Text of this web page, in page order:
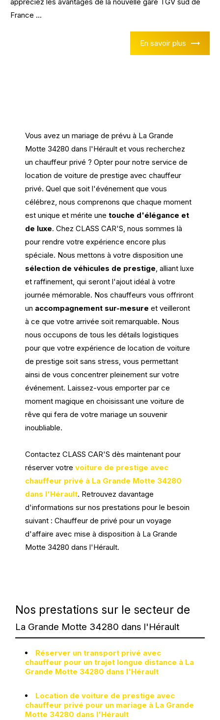
France ...
En savoir plus
Vous avez un mariage de prévu à La Grande
Motte 34280 dans l'Hérault et vous recherchez
un chauffeur privé ? Opter pour notre service de
location de voiture de prestige avec chauffeur
privé. Quel que soit l'événement que vous
célébrez, nous comprenons que chaque moment
est unique et mérite unetouche d'élégance et
de luxe. Chez CLASS CAR'S, nous sommes là
pour rendre votre expérience encore plus
spéciale. Nous mettons à votre disposition une
sélection de véhicules de prestige, alliant luxe
et raffinement, qui seront l'ajout idéal à votre
journée mémorable. Nos chauffeurs vous offriront
un accompagnement sur-mesure et veilleront
à ce que votre arrivée soit remarquable. Nous
nous occupons de tous les détails logistiques
pour que votre expérience de location de voiture
de prestige soit sans stress, vous permettant
ainsi de vous concentrer pleinement sur votre
événement. Laissez-vous emporter par ce
moment magique en choisissant une voiture de
rêve qui fera de votre mariage un souvenir
inoubliable.
Contactez CLASS CAR'S dès maintenant pour
réserver votrevoiture de prestige avec
chauffeur privé à La Grande Motte 34280
dans l'Hérault. Retrouvez davantage
d'informations sur nos prestations pour le besoin
suivant : Chauffeur de privé pour un voyage
d'affaire avec mise à disposition à La Grande
Motte 34280 dans l'Hérault.
Nos prestations sur le secteur de
La Grande Motte 34280 dans l'Hérault
Réserver un transport privé avec
chauffeur pour un trajet longue distance à La
Grande Motte 34280 dans l'Hérault
Location de voiture de prestige avec
chauffeur privé pour un mariage à La Grande
Motte 34280 dans l'Hérault